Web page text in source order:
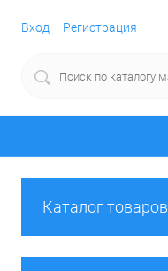
Вход Регистрация
Каталог товаров